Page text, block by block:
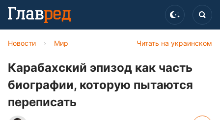
Читать на украинском
Новости › Мир
Карабахский эпизод как часть
биографии, которую пытаются
переписать